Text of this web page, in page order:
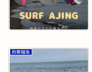
釣果報告